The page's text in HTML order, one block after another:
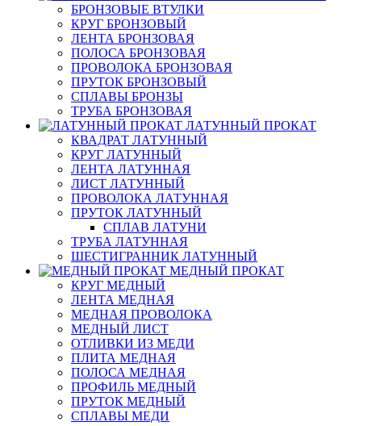
БРОНЗОВЫЕ ВТУЛКИ
КРУГ БРОНЗОВЫЙ
ЛЕНТА БРОНЗОВАЯ
ПОЛОСА БРОНЗОВАЯ
ПРОВОЛОКА БРОНЗОВАЯ
ПРУТОК БРОНЗОВЫЙ
СПЛАВЫ БРОНЗЫ
ТРУБА БРОНЗОВАЯ
ЛАТУННЫЙ ПРОКАТ
КВАДРАТ ЛАТУННЫЙ
КРУГ ЛАТУННЫЙ
ЛЕНТА ЛАТУННАЯ
ЛИСТ ЛАТУННЫЙ
ПРОВОЛОКА ЛАТУННАЯ
ПРУТОК ЛАТУННЫЙ
СПЛАВ ЛАТУНИ
ТРУБА ЛАТУННАЯ
ШЕСТИГРАННИК ЛАТУННЫЙ
МЕДНЫЙ ПРОКАТ
КРУГ МЕДНЫЙ
ЛЕНТА МЕДНАЯ
МЕДНАЯ ПРОВОЛОКА
МЕДНЫЙ ЛИСТ
ОТЛИВКИ ИЗ МЕДИ
ПЛИТА МЕДНАЯ
ПОЛОСА МЕДНАЯ
ПРОФИЛЬ МЕДНЫЙ
ПРУТОК МЕДНЫЙ
СПЛАВЫ МЕДИ